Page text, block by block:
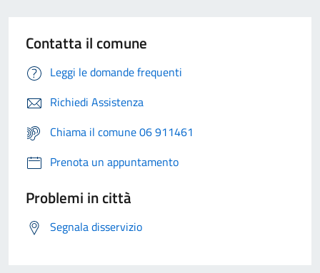
Contatta il comune
Leggi le domande frequenti
Richiedi Assistenza
Chiama il comune 06 911461
Prenota un appuntamento
Problemi in città
Segnala disservizio